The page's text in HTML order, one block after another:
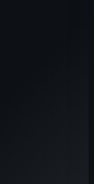
BEADLINE
ЛЦУ 2 MBT
31
НА